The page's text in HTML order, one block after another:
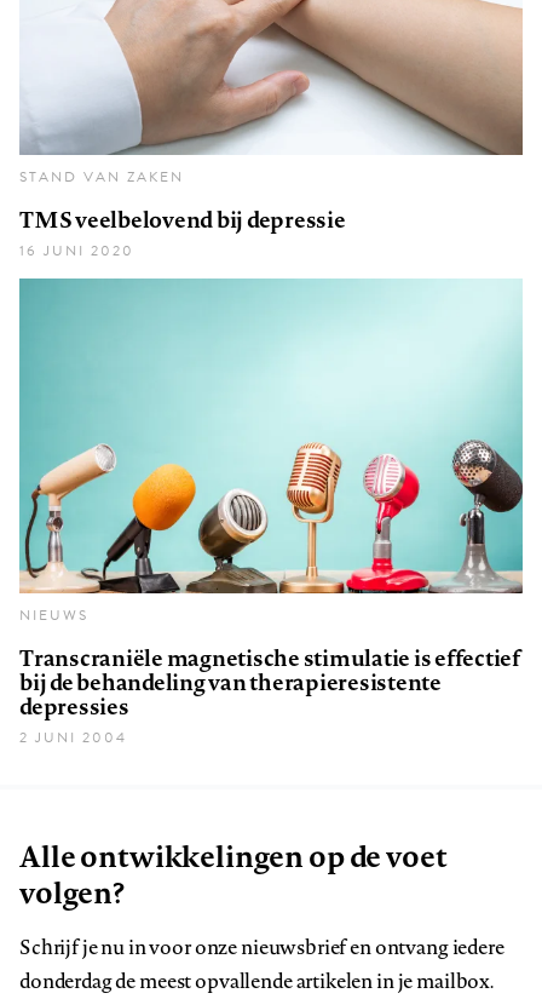
STAND VAN ZAKEN
TMS veelbelovend bij depressie
16 JUNI 2020
NIEUWS
Transcraniële magnetische stimulatie is effectief
bij de behandeling van therapieresistente
depressies
2 JUNI 2004
Alle ontwikkelingen op de voet
volgen?
Schrijf je nu in voor onze nieuwsbrief en ontvang iedere
donderdag de meest opvallende artikelen in je mailbox.